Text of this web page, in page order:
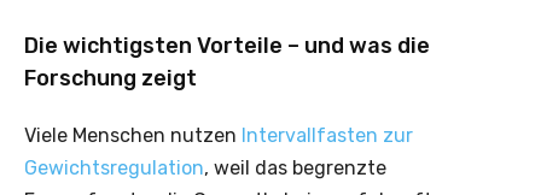
Die wichtigsten Vorteile – und was die
Forschung zeigt
Viele Menschen nutzen Intervallfasten zur
Gewichtsregulation, weil das begrenzte